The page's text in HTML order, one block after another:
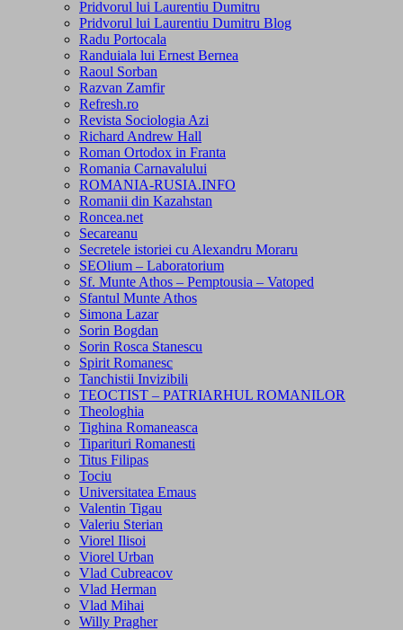
Pridvorul lui Laurentiu Dumitru
Pridvorul lui Laurentiu Dumitru Blog
Radu Portocala
Randuiala lui Ernest Bernea
Raoul Sorban
Razvan Zamfir
Refresh.ro
Revista Sociologia Azi
Richard Andrew Hall
Roman Ortodox in Franta
Romania Carnavalului
ROMANIA-RUSIA.INFO
Romanii din Kazahstan
Roncea.net
Secareanu
Secretele istoriei cu Alexandru Moraru
SEOlium – Laboratorium
Sf. Munte Athos – Pemptousia – Vatoped
Sfantul Munte Athos
Simona Lazar
Sorin Bogdan
Sorin Rosca Stanescu
Spirit Romanesc
Tanchistii Invizibili
TEOCTIST – PATRIARHUL ROMANILOR
Theologhia
Tighina Romaneasca
Tiparituri Romanesti
Titus Filipas
Tociu
Universitatea Emaus
Valentin Tigau
Valeriu Sterian
Viorel Ilisoi
Viorel Urban
Vlad Cubreacov
Vlad Herman
Vlad Mihai
Willy Pragher